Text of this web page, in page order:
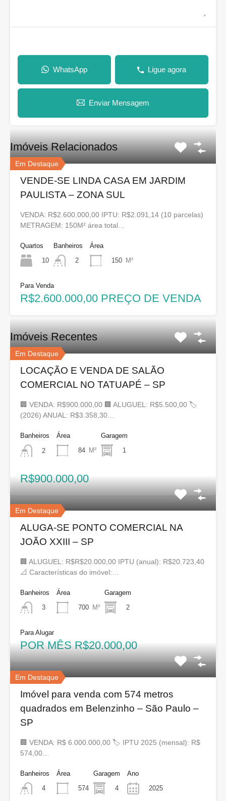
WhatsApp Ligue agora
Enviar Mensagem
Imóveis Relacionados
Em Destaque
VENDE-SE LINDA CASA EM JARDIM
PAULISTA – ZONA SUL
VENDA: R$2.600.000,00 IPTU: R$2.091,14 (10 parcelas)
METRAGEM: 150M² área total…
Quartos
10
Banheiros
2
Área
150 M²
Para Venda
R$2.600.000,00 PREÇO DE VENDA
Imóveis Recentes
Em Destaque
LOCAÇÃO E VENDA DE SALÃO
COMERCIAL NO TATUAPÉ – SP
🏢 VENDA: R$900.000,00 🏢 ALUGUEL: R$5.500,00 🏷
(2026) ANUAL: R$3.358,30…
Banheiros
2
Área
84 M²
Garagem
1
R$900.000,00
Em Destaque
ALUGA-SE PONTO COMERCIAL NA
JOÃO XXIII – SP
🏢 ALUGUEL: R$R$20.000,00 IPTU (anual): R$20.723,40
📐 Características do imóvel:…
Banheiros
3
Área
700 M²
Garagem
2
Para Alugar
POR MÊS R$20.000,00
Em Destaque
Imóvel para venda com 574 metros
quadrados em Belenzinho – São Paulo –
SP
🏢 VENDA: R$ 6.000.000,00 🏷 IPTU 2025 (mensal): R$
574,00…
Banheiros
4
Área
574
Garagem
4
Ano
2025